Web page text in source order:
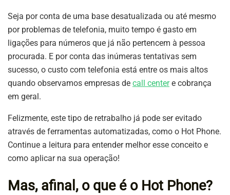
Seja por conta de uma base desatualizada ou até mesmo
por problemas de telefonia, muito tempo é gasto em
ligações para números que já não pertencem à pessoa
procurada. E por conta das inúmeras tentativas sem
sucesso, o custo com telefonia está entre os mais altos
quando observamos empresas de call centere cobrança
em geral.
Felizmente, este tipo de retrabalho já pode ser evitado
através de ferramentas automatizadas, como o Hot Phone.
Continue a leitura para entender melhor esse conceito e
como aplicar na sua operação!
Mas, afinal, o que é o Hot Phone?